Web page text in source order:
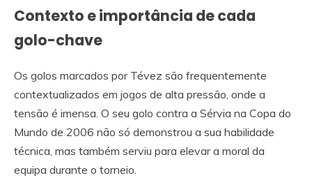
Contexto e importância de cada
golo-chave
Os golos marcados por Tévez são frequentemente
contextualizados em jogos de alta pressão, onde a
tensão é imensa. O seu golo contra a Sérvia na Copa do
Mundo de 2006 não só demonstrou a sua habilidade
técnica, mas também serviu para elevar a moral da
equipa durante o torneio.